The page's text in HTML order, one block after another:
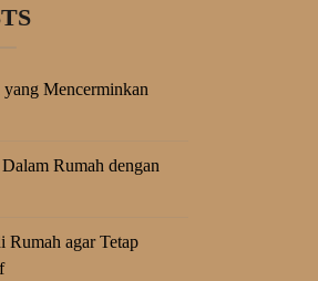
yang Mencerminkan
Rumah dengan
Rumah agar Tetap